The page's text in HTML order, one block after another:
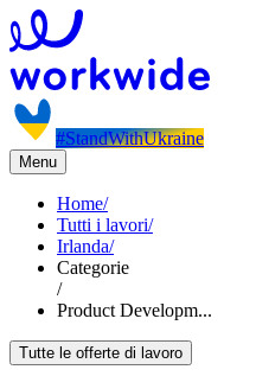
#StandWithUkraine
Menu
Home/
Tutti i lavori/
Irlanda/
Categorie
/
Product Developm...
Tutte le offerte di lavoro